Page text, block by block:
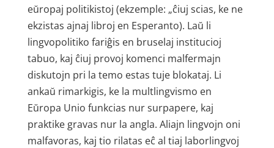
eŭropaj politikistoj (ekzemple: „ĉiuj scias, ke ne
ekzistas ajnaj libroj en Esperanto). Laŭ li
lingvopolitiko fariĝis en bruselaj institucioj
tabuo, kaj ĉiuj provoj komenci malfermajn
diskutojn pri la temo estas tuje blokataj. Li
ankaŭ rimarkigis, ke la multlingvismo en
Eŭropa Unio funkcias nur surpapere, kaj
praktike gravas nur la angla. Aliajn lingvojn oni
malfavoras, kaj tio rilatas eĉ al tiaj laborlingvoj